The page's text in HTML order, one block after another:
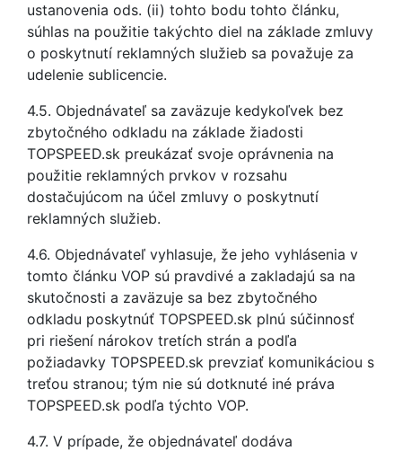
ustanovenia ods. (ii) tohto bodu tohto článku,
súhlas na použitie takýchto diel na základe zmluvy
o poskytnutí reklamných služieb sa považuje za
udelenie sublicencie.
4.5. Objednávateľ sa zaväzuje kedykoľvek bez
zbytočného odkladu na základe žiadosti
TOPSPEED.sk preukázať svoje oprávnenia na
použitie reklamných prvkov v rozsahu
dostačujúcom na účel zmluvy o poskytnutí
reklamných služieb.
4.6. Objednávateľ vyhlasuje, že jeho vyhlásenia v
tomto článku VOP sú pravdivé a zakladajú sa na
skutočnosti a zaväzuje sa bez zbytočného
odkladu poskytnúť TOPSPEED.sk plnú súčinnosť
pri riešení nárokov tretích strán a podľa
požiadavky TOPSPEED.sk prevziať komunikáciou s
treťou stranou; tým nie sú dotknuté iné práva
TOPSPEED.sk podľa týchto VOP.
4.7. V prípade, že objednávateľ dodáva